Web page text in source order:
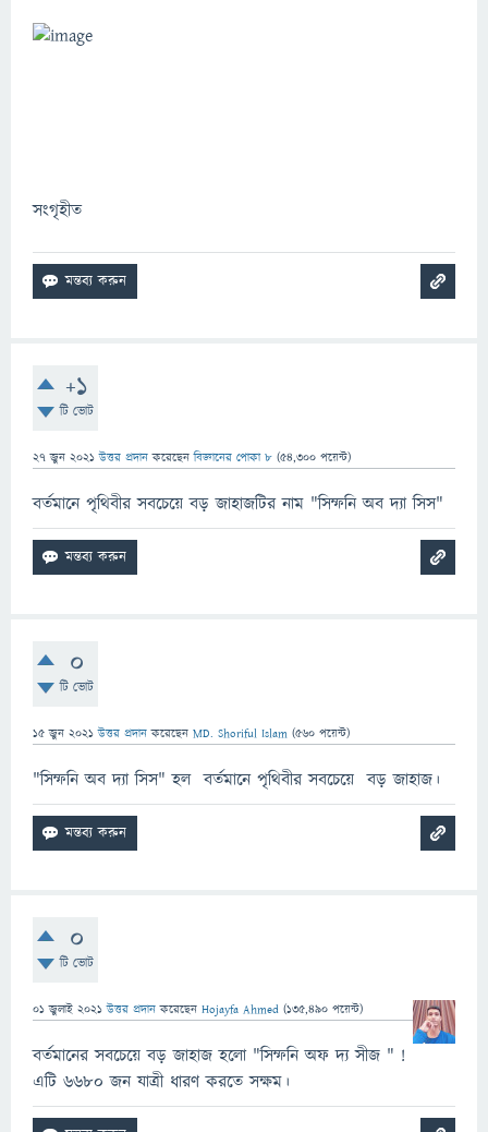
সংগৃহীত
+1
টি ভোট
27 জুন 2021 উত্তর প্রদান করেছেনবিজ্ঞানের পোকা ৮ (54,300 পয়েন্ট)
বর্তমানে পৃথিবীর সবচেয়ে বড় জাহাজটির নাম "সিম্ফনি অব দ্যা সিস"
0
টি ভোট
15 জুন 2021 উত্তর প্রদান করেছেন MD. Shoriful Islam (560 পয়েন্ট)
"সিম্ফনি অব দ্যা সিস" হল বর্তমানে পৃথিবীর সবচেয়ে বড় জাহাজ।
0
টি ভোট
01 জুলাই 2021 উত্তর প্রদান করেছেন Hojayfa Ahmed (135,490 পয়েন্ট)
বর্তমানের সবচেয়ে বড় জাহাজ হলো "সিম্ফনি অফ দ্য সীজ " !
এটি ৬৬৮০ জন যাত্রী ধারণ করতে সক্ষম।